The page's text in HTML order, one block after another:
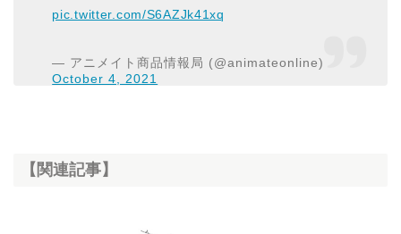
pic.twitter.com/S6AZJk41xq
— アニメイト商品情報局 (@animateonline)
October 4, 2021
【関連記事】